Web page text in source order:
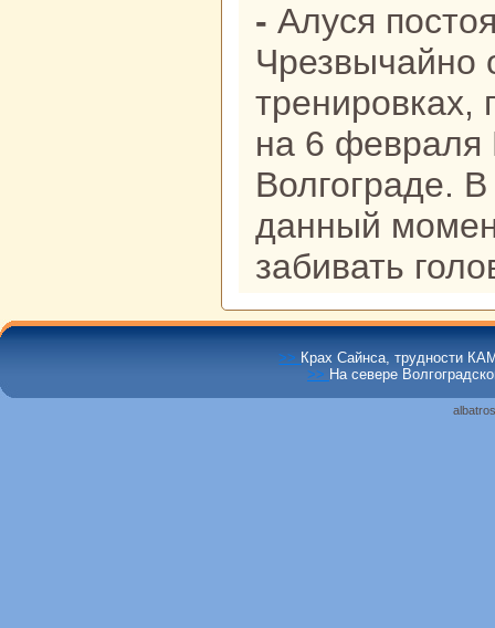
- Алуся постоянно на позитиве.
Чрезвычайно
тренировках,
на 6 февраля
Волгограде.
данный
забивать
>> Крах Сайнса, трудности
>> На севере